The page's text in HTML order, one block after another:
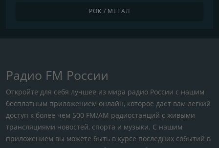
РОК / МЕТАЛ
Радио FM России
Откройте для себя лучшее из мира радио России с нашим
бесплатным приложением онлайн, которое дает вам легкий
доступ к более чем 500 FM/AM радиостанций с живыми
трансляциями новостей, спорта и музыки. С нашим
приложением вы можете быть в курсе последних событий в